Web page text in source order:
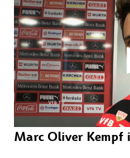
Marc Oliver Kempf